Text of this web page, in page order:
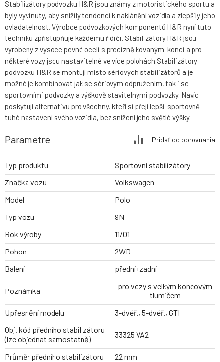
Stabilizátory podvozku H&R jsou známy z motoristického sportu a
byly vyvinuty, aby snížily tendenci k naklánění vozidla a zlepšily jeho
ovladatelnost. Výrobce podvozkových komponentů H&R nyní tuto
techniku zpřístupňuje každému řidiči. Stabilizátory H&R jsou
vyrobeny z vysoce pevné oceli s precizně kovanými konci a pro
některé vozy jsou nastavitelné ve více polohách.Stabilizátory
podvozku H&R se montují místo sériových stabilizátorů a je
možné je kombinovat jak se sériovým odpružením, tak i se
sportovními podvozky a výškově stavitelnými podvozky. Navíc
poskytují alternativu pro všechny, kteří si přejí lepší, sportovně
tuhé nastavení svého vozidla, bez snížení jeho světlé výšky.
Parametre Pridať do porovnania
Typ produktu
Sportovní stabilizátory
Značka vozu
Volkswagen
Model
Polo
Typ vozu
9N
Rok výroby
11/01-
Pohon
2WD
Balení
přední+zadní
Poznámka
pro vozy s velkým koncovým
tlumičem
Upřesnění modelu
3-dvéř., 5-dvéř., GTI
Obj. kód předního stabilizátoru
(lze objednat samostatně)
33325 VA2
Průměr předního stabilizátoru
22 mm